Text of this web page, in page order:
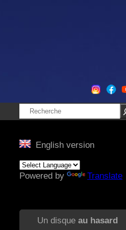
Rechercher
English version
Powered by Translate
Un disque au hasard